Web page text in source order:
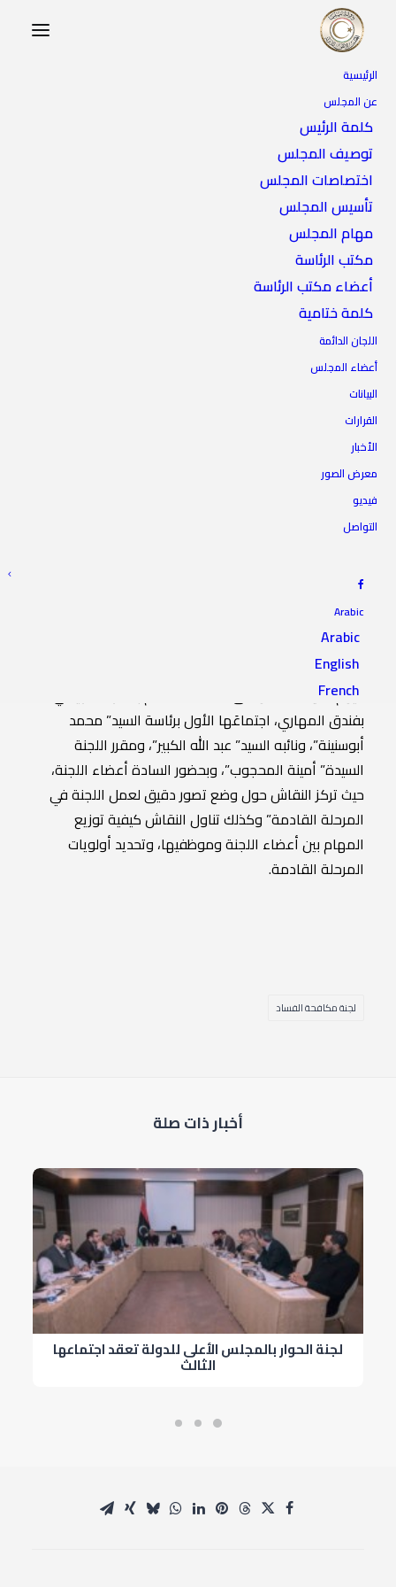
الرئيسية
عن المجلس
كلمة الرئيس
توصيف المجلس
اختصاصات المجلس
تأسيس المجلس
مهام المجلس
مكتب الرئاسة
أعضاء مكتب الرئاسة
كلمة ختامية
اللجان الدائمة
أعضاء المجلس
البيانات
القرارات
الأخبار
معرض الصور
فيديو
التواصل
Arabic
Arabic
English
French
لجنة مكافحة الفساد بالمجلس
عقدت لجنة مكافحة الفساد بالمجلس الأعلى للدولة صباح
بفندق المهاري، اجتماعَها الأول برئاسة السيد” محمد
أبوسنينة”، ونائبه السيد” عبد الله الكبير”، ومقرر اللجنة
السيدة” أمينة المحجوب”، وبحضور السادة أعضاء اللجنة،
حيث تركز النقاش حول وضع تصور دقيق لعمل اللجنة في
المرحلة القادمة” وكذلك تناول النقاش كيفية توزيع
المهام بين أعضاء اللجنة وموظفيها، وتحديد أولويات
المرحلة القادمة.
لجنة مكافحة الفساد
أخبار ذات صلة
لجنة الحوار بالمجلس الأعلى للدولة تعقد اجتماعها
الثالث